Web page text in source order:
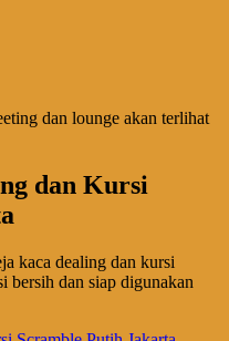
dan lounge akan terlihat
dan Kursi
kaca dealing dan kursi
bersih dan siap digunakan